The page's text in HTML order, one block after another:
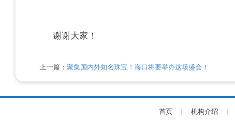
谢谢大家！
上一篇： 聚集国内外知名珠宝！海口将要举办这场盛会！
首页 | 机构介绍 |